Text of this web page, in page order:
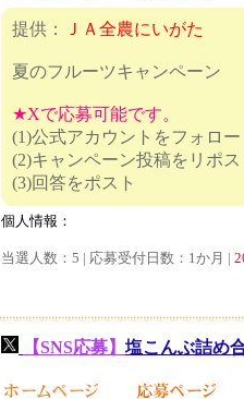
提供： ＪＡ全農にいがた
夏のフルーツキャンペーン
★Xで応募可能です。
(1)公式アカウントをフォロー
(2)キャンペーン投稿をリポス
(3)回答をポ
個人情報：
当選人数：5 | 応募受付日数：1か月 |
【SNS応募】 塩こんぶ詰め